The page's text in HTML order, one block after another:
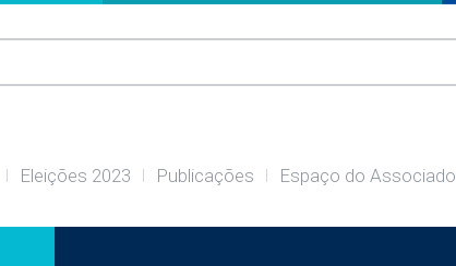
Eleições 2023 Publicações Espaço do Associado